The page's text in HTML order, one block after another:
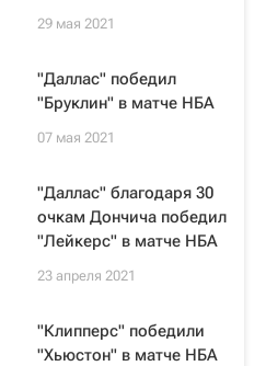
29 мая 2021
"Даллас" победил
"Бруклин" в матче НБА
07 мая 2021
"Даллас" благодаря 30
очкам Дончича победил
"Лейкерс" в матче НБА
23 апреля 2021
"Клипперс" победили
"Хьюстон" в матче НБА